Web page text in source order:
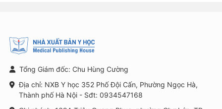
Tổng Giám đốc: Chu Hùng Cường
Địa chỉ: NXB Y học 352 Phố Đội Cấn, Phường Ngọc Hà,
Thành phố Hà Nội - Sđt: 0934547168